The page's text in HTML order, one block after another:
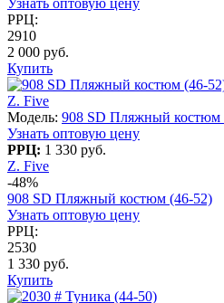
РРЦ:
2910
2 000 руб.
Купить
Z. Five
Модель: 908 SD Пляжный костюм
Узнать оптовую цену
РРЦ: 1 330 руб.
Z. Five
-48%
908 SD Пляжный костюм (46-52)
Узнать оптовую цену
РРЦ:
2530
1 330 руб.
Купить